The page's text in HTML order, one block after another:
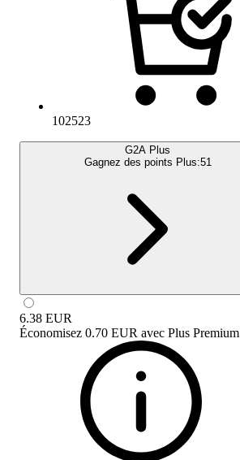
102523
G2A Plus
Gagnez des points Plus:51
6.38 EUR
Économisez 0.70 EUR avec Plus Premium